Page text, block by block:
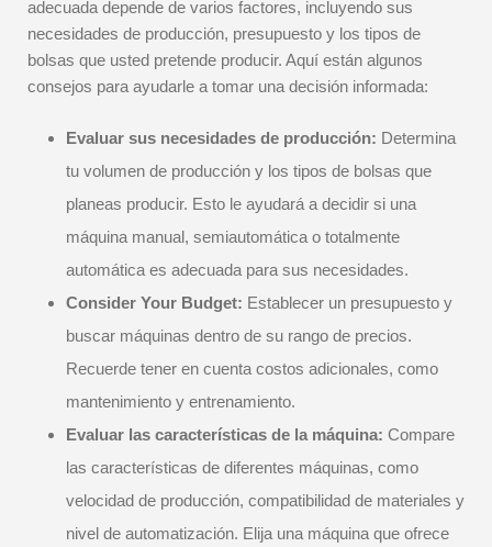
adecuada depende de varios factores, incluyendo sus
necesidades de producción, presupuesto y los tipos de
bolsas que usted pretende producir. Aquí están algunos
consejos para ayudarle a tomar una decisión informada:
Evaluar sus necesidades de producción: Determina
tu volumen de producción y los tipos de bolsas que
planeas producir. Esto le ayudará a decidir si una
máquina manual, semiautomática o totalmente
automática es adecuada para sus necesidades.
Consider Your Budget: Establecer un presupuesto y
buscar máquinas dentro de su rango de precios.
Recuerde tener en cuenta costos adicionales, como
mantenimiento y entrenamiento.
Evaluar las características de la máquina: Compare
las características de diferentes máquinas, como
velocidad de producción, compatibilidad de materiales y
nivel de automatización. Elija una máquina que ofrece